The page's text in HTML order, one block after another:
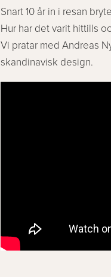
Snart 10 år in i resan
Hur har det varit hittills
Vi pratar med Andreas
skandinavisk design.